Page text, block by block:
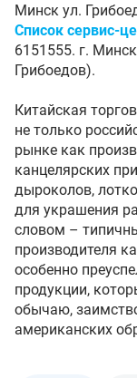
Минск ул.
Список сервис-
6151555. г.
Грибоедов).
Китайская
не только
рынке как
канцелярских
дыроколов,
для украшения
словом –
производителя
особенно
продукции,
обычаю,
американских